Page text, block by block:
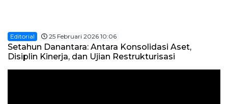
Editorial 25 Februari 2026 10:06
Setahun Danantara: Antara Konsolidasi Aset,
Disiplin Kinerja, dan Ujian Restrukturisasi